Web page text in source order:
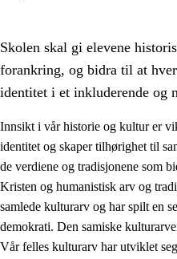
1. Opplæringens
1.1 Menneskeverdet
1.2 Identitet og kulturelt
1.3 Kritisk tenkning og
Skolen skal gi elevene
forankring, og bidra til at
identitet i et inkluderende og
Innsikt i vår historie og kultur er
identitet og skaper tilhørighet til
de verdiene og tradisjonene som
Kristen og humanistisk arv og
samlede kulturarv og har spilt en
demokrati. Den samiske
Vår felles kulturarv har utviklet